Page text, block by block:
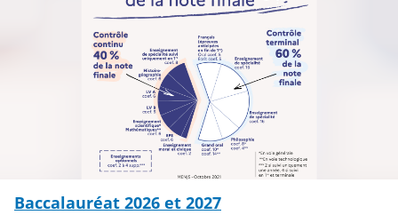
Baccalauréat 2026 et 2027